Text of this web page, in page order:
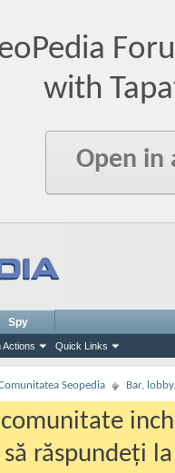
with
Open in
Actions Quick Links
Spy
Seopedia Bar,
comunitate
răspundeți